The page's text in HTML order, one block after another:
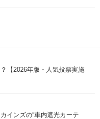
【2026年版・人気投票実施
インズの“車内遮光カーテ